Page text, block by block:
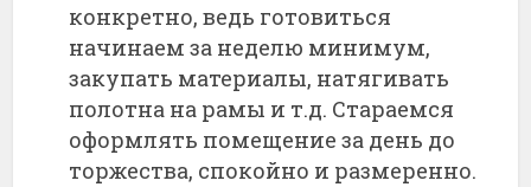
конкретно, ведь готовиться
начинаем за неделю минимум,
закупать материалы, натягивать
полотна на рамы и т.д. Стараемся
оформлять помещение за день до
торжества, спокойно и размеренно.